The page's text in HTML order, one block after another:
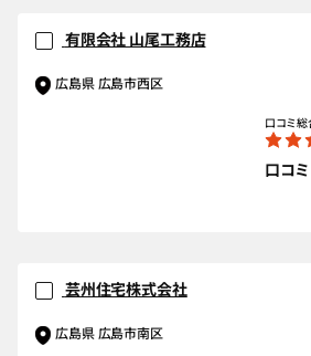
有限会社 山尾工務店
広島県 広島市西区
口コミ
口コミ
芸州住宅株式会社
広島県 広島市南区